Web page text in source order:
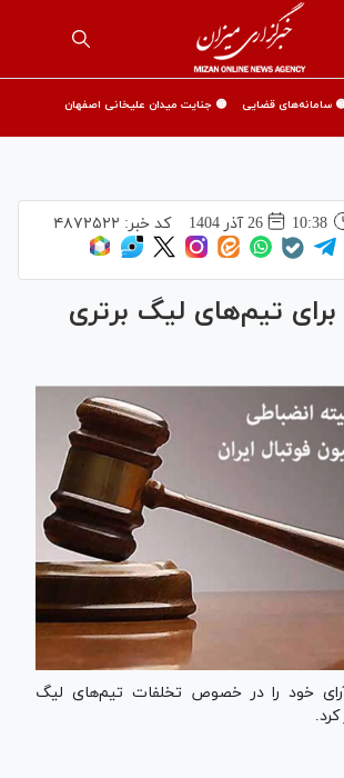
سامانه‌های قضایی 🟡 جنایت میدان علیخانی اصفهان
10:38 26 آذر 1404 کد خبر: ۴۸۷۲۵۲۲
تیم‌های لیگ برتری
خود را در خصوص تخلفات تیم‌های لیگ